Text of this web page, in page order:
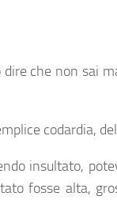
che non sai
codardia,
insultato,
fosse alta,